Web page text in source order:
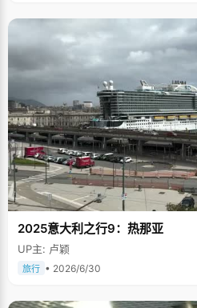
2025意大利之行9：热那亚
UP主: 卢颖
旅行 • 2026/6/30